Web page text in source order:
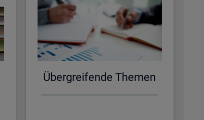
Über­grei­fen­de The­men